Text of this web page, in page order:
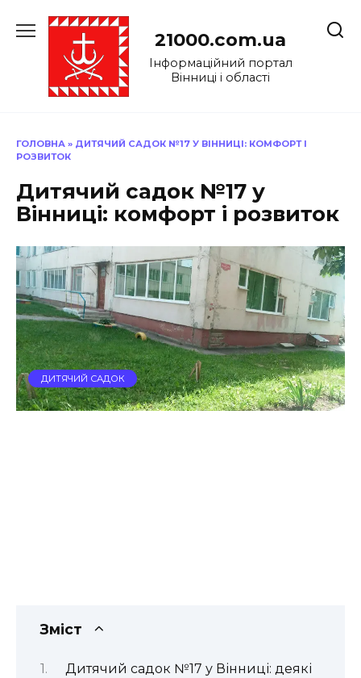
до
21000.com.ua
Інформаційний портал
Вінниці і області
ГОЛОВНА » ДИТЯЧИЙ САДОК №17 У ВІННИЦІ: КОМФОРТ І
РОЗВИТОК
Дитячий садок №17 у
Вінниці: комфорт і розвиток
ДИТЯЧИЙ САДОК
Зміст
Дитячий садок №17 у Вінниці: деякі